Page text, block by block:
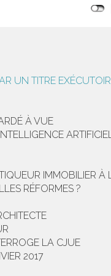
UN TITRE
À VUE
IMMOBILIER À
RÉFORMES ?
LA CJUE
2017